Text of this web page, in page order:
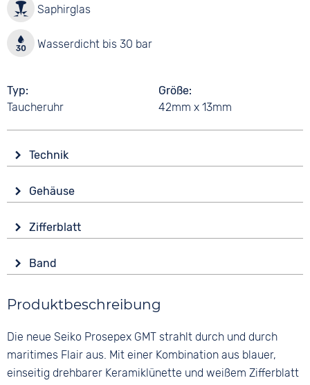
Saphirglas
Wasserdicht bis 30 bar
Typ
Taucheruhr
Größe
42mm x 13mm
Technik
Automatik
Funktionen
Datumsanzeige
Zeitzonen / Weltzeit
30 bar
Gehäuse
Saphirglas
Form
Rund
Material
Farbe
Silber
Zifferblatt
Analog
Weiß
Ziffern
Keine
Band
Silber
Material
Bandschließe
Produktbeschreibung
Die neue Seiko Prosepex GMT strahlt durch und durch
maritimes Flair aus. Mit einer Kombination aus blauer,
einseitig drehbarer Keramiklünette und weißem Zifferblatt